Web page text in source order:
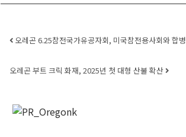
Post navigation
오레곤 6.25참전국가유공자회, 미국참전용사회와 합병
오레곤 부트 크릭 화재, 2025년 첫 대형 산불 확산